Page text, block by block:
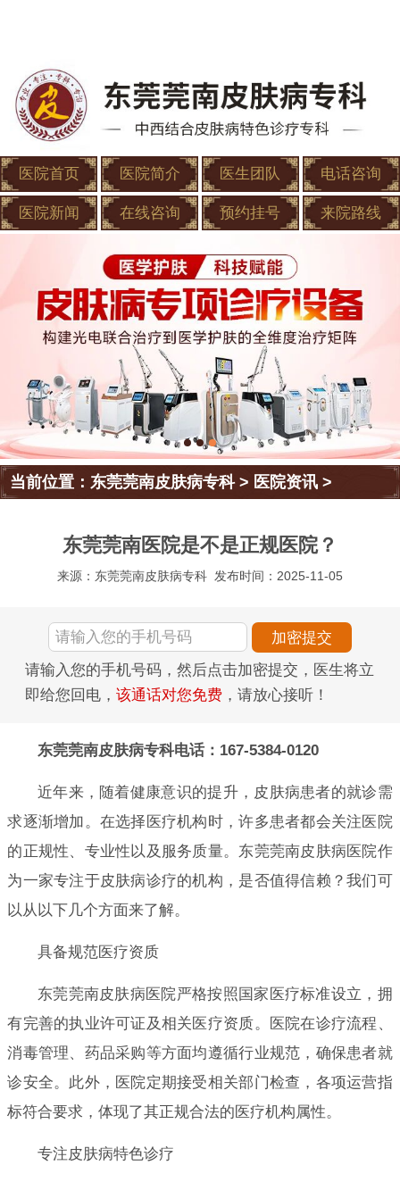
医院首页 医院简介 医生团队 电话咨询
医院新闻 在线咨询 预约挂号 来院路线
当前位置：东莞莞南皮肤病专科> 医院资讯 >
东莞莞南医院是不是正规医院？
来源：东莞莞南皮肤病专科 发布时间：2025-11-05
请输入您的手机号码，然后点击加密提交，医生将立
即给您回电， 该通话对您免费 ，请放心接听！
东莞莞南皮肤病专科电话：167-5384-0120
近年来，随着健康意识的提升，皮肤病患者的就诊需
求逐渐增加。在选择医疗机构时，许多患者都会关注医院
的正规性、专业性以及服务质量。东莞莞南皮肤病医院作
为一家专注于皮肤病诊疗的机构，是否值得信赖？我们可
以从以下几个方面来了解。
具备规范医疗资质
东莞莞南皮肤病医院严格按照国家医疗标准设立，拥
有完善的执业许可证及相关医疗资质。医院在诊疗流程、
消毒管理、药品采购等方面均遵循行业规范，确保患者就
诊安全。此外，医院定期接受相关部门检查，各项运营指
标符合要求，体现了其正规合法的医疗机构属性。
专注皮肤病特色诊疗